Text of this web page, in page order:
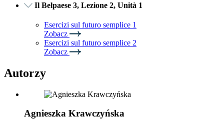
Il Belpaese 3, Lezione 2, Unità 1
Esercizi sul futuro semplice 1
Zobacz
Esercizi sul futuro semplice 2
Zobacz
Autorzy
Agnieszka Krawczyńska